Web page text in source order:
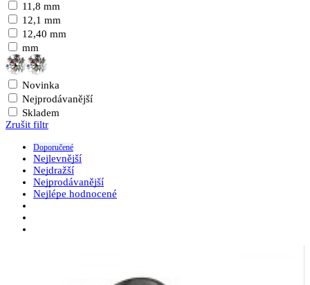
11,8 mm
12,1 mm
12,40 mm
mm
Novinka
Nejprodávanější
Skladem
Zrušit filtr
Doporučené
Nejlevnější
Nejdražší
Nejprodávanější
Nejlépe hodnocené